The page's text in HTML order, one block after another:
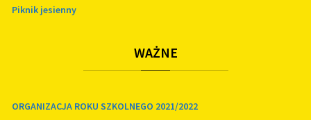
Piknik jesienny
WAŻNE
ORGANIZACJA ROKU SZKOLNEGO 2021/2022